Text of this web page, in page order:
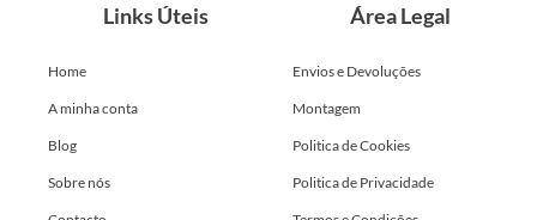
Links Úteis
Home
A minha conta
Blog
Sobre nós
Área Legal
Envios e Devoluções
Montagem
Politica de Cookies
Politica de Privacidade